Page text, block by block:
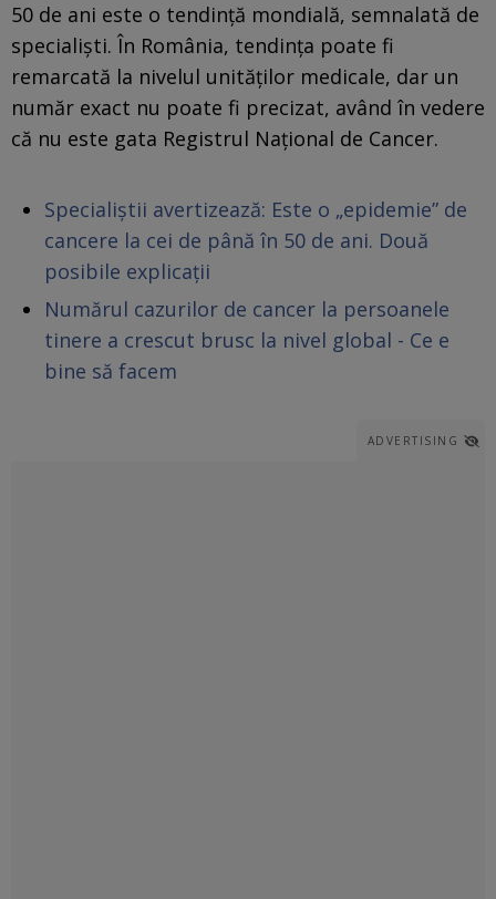
50 de ani este o tendință mondială, semnalată de
specialiști. În România, tendința poate fi
remarcată la nivelul unităților medicale, dar un
număr exact nu poate fi precizat, având în vedere
că nu este gata Registrul Național de Cancer.
Specialiștii avertizează: Este o „epidemie” de
cancere la cei de până în 50 de ani. Două
posibile explicații
Numărul cazurilor de cancer la persoanele
tinere a crescut brusc la nivel global - Ce e
bine să facem
ADVERTISING